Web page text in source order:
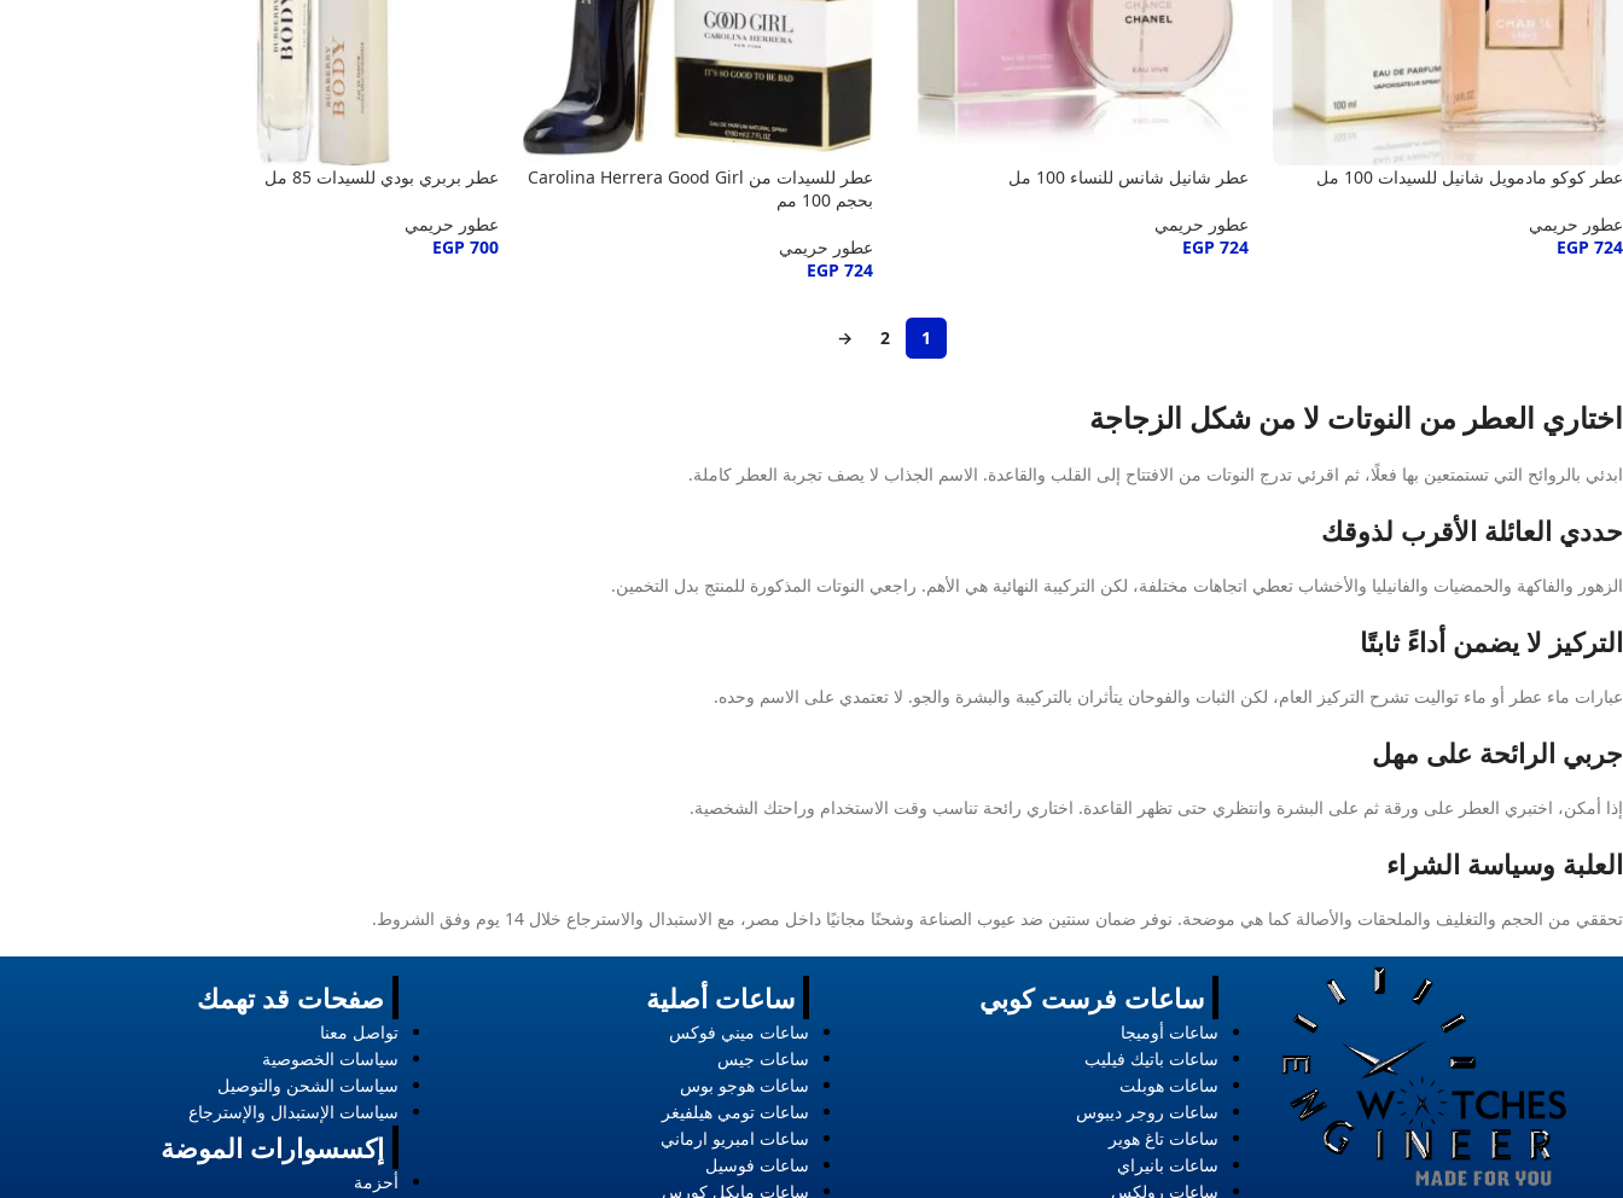
عطر كوكو مادمويل شانيل للسيدات 100 مل
عطور حريمي
EGP 724
عطر شانيل شانس للنساء 100 مل
عطور حريمي
EGP 724
عطر للسيدات من Carolina Herrera Good Girl
بحجم 100 مم
عطور حريمي
EGP 724
عطر بربري بودي للسيدات 85 مل
عطور حريمي
EGP 700
1
2
→
اختاري العطر من النوتات لا من شكل الزجاجة
ابدئي بالروائح التي تستمتعين بها فعلًا، ثم اقرئي تدرج النوتات من الافتتاح إلى القلب والقاعدة. الاسم الجذاب لا يصف تجربة العطر كاملة.
حددي العائلة الأقرب لذوقك
الزهور والفاكهة والحمضيات والفانيليا والأخشاب تعطي اتجاهات مختلفة، لكن التركيبة النهائية هي الأهم. راجعي النوتات المذكورة للمنتج بدل التخمين.
التركيز لا يضمن أداءً ثابتًا
عبارات ماء عطر أو ماء تواليت تشرح التركيز العام، لكن الثبات والفوحان يتأثران بالتركيبة والبشرة والجو. لا تعتمدي على الاسم وحده.
جربي الرائحة على مهل
إذا أمكن، اختبري العطر على ورقة ثم على البشرة وانتظري حتى تظهر القاعدة. اختاري رائحة تناسب وقت الاستخدام وراحتك الشخصية.
العلبة وسياسة الشراء
تحققي من الحجم والتغليف والملحقات والأصالة كما هي موضحة. نوفر ضمان سنتين ضد عيوب الصناعة وشحنًا مجانيًا داخل مصر، مع الاستبدال والاسترجاع خلال 14 يوم وفق الشروط.
صفحات قد تهمك
تواصل معنا
سياسات الخصوصية
سياسات الشحن والتوصيل
سياسات الإستبدال والإسترجاع
إكسسوارات الموضة
أحزمة
ساعات أصلية
ساعات ميني فوكس
ساعات جيس
ساعات هوجو بوس
ساعات تومي هيلفيغر
ساعات امبريو ارماني
ساعات فوسيل
ساعات مايكل كورس
ساعات فرست كوبي
ساعات أوميجا
ساعات باتيك فيليب
ساعات هوبلت
ساعات روجر ديبوس
ساعات تاغ هوير
ساعات بانيراي
ساعات رولكس